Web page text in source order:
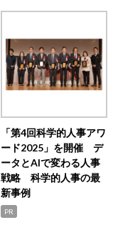
「第4回科学的人事アワ
ード2025」を開催 デ
ータとAIで変わる人事
戦略 科学的人事の最
新事例
PR